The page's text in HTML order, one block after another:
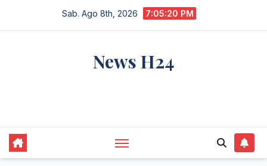
Sab. Ago 8th, 2026 7:05:21 PM
News H24